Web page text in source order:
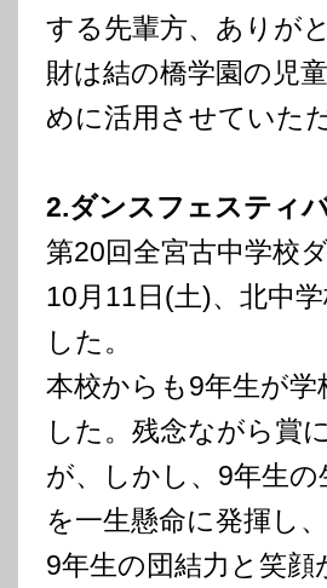
する先輩方、ありが
財は結の橋学園の児
めに活用させていた
2.ダンスフェスティ
第20回全宮古中学校
10月11日(土)、北中
した。
本校からも9年生が
した。残念ながら賞
が、しかし、9年生
を一生懸命に発揮し
9年生の団結力と笑